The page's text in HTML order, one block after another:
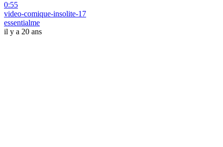
0:55
video-comique-insolite-17
essentialme
il y a 20 ans